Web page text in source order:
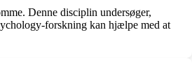
Denne disciplin undersøger,
forskning kan hjælpe med at